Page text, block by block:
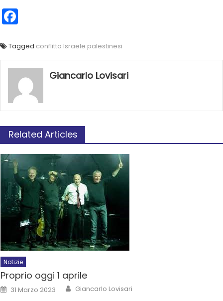
Tagged conflitto Israele palestinesi
Giancarlo Lovisari
Related Articles
Notizie
Proprio oggi 1 aprile
31 Marzo 2023 Giancarlo Lovisari